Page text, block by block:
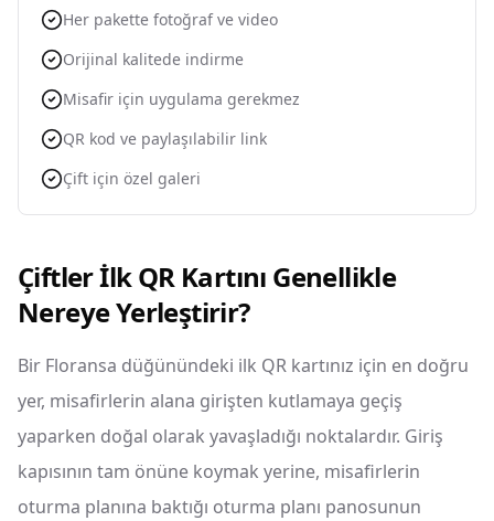
Her pakette fotoğraf ve video
Orijinal kalitede indirme
Misafir için uygulama gerekmez
QR kod ve paylaşılabilir link
Çift için özel galeri
Çiftler İlk QR Kartını Genellikle
Nereye Yerleştirir?
Bir Floransa düğünündeki ilk QR kartınız için en doğru
yer, misafirlerin alana girişten kutlamaya geçiş
yaparken doğal olarak yavaşladığı noktalardır. Giriş
kapısının tam önüne koymak yerine, misafirlerin
oturma planına baktığı oturma planı panosunun